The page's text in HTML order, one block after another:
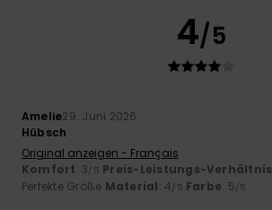
4/5
Amelie29. Juni 2026
Hübsch
Original anzeigen - Français
Komfort: 3/5 Preis-Leistungs-Verhältnis
Perfekte Größe Material: 4/5 Farbe: 5/5